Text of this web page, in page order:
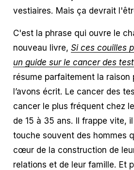
vestiaires. Mais ça devrait
C'est la phrase qui ouvre le
nouveau livre, Si ces couilles
un guide sur le cancer des
résume parfaitement la raison
l’avons écrit. Le cancer des
cancer le plus fréquent chez
de 15 à 35 ans. Il frappe vite,
touche souvent des hommes
cœur de la construction de
relations et de leur famille. Et